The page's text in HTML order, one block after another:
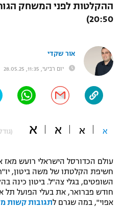
ברחבה
"מחצית בשכונה" –
תקנון עבור פעילות אלקטרה
תקנון עבור פעילות ספורט 1 – "מרלן"
גיימינג E-Sports
מכבי נתניה
ליגה ברזילאית
ספורט אולימפי
היאבקות WWE
אופניים
כדורמים
פוטבול אמריקאי NFL
בייסבול MLB
ההקלטות לפני המשחק
20:50)
אור שקדי
יום רביעי, 11:35, 28.05.25
א א א א
עולם הכדורסל הישראלי רועש מאז
חשיפת הקלטתו של משה ביטון,
השופטים, בגלי צה"ל. ביטון כינה
חודש פברואר, את בעלי הפועל תל
אפוי", במה שגרם לתגובות קשות